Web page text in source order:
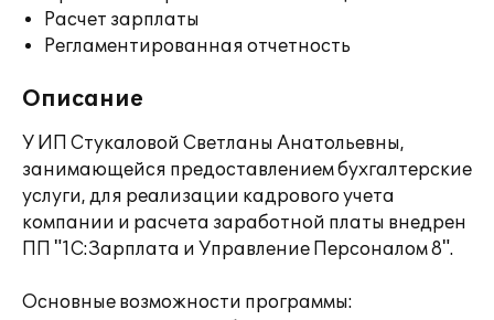
Расчет зарплаты
Регламентированная отчетность
Описание
У ИП Стукаловой Светланы Анатольевны,
занимающейся предоставлением бухгалтерские
услуги, для реализации кадрового учета
компании и расчета заработной платы внедрен
ПП "1С:Зарплата и Управление Персоналом 8".
Основные возможности программы: